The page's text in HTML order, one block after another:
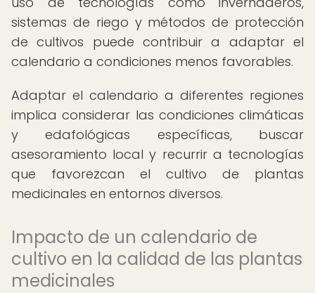
sistemas de riego y métodos de protección
de cultivos puede contribuir a adaptar el
calendario a condiciones menos favorables.
Adaptar el calendario a diferentes regiones
implica considerar las condiciones climáticas
y edafológicas específicas, buscar
asesoramiento local y recurrir a tecnologías
que favorezcan el cultivo de plantas
medicinales en entornos diversos.
Impacto de un calendario de
cultivo en la calidad de las plantas
medicinales